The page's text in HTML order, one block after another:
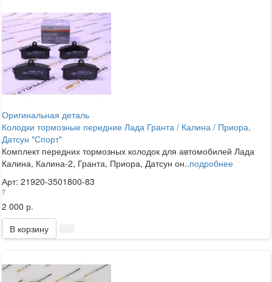
Оригинальная деталь
Колодки тормозные передние Лада Гранта / Калина / Приора,
Датсун "Спорт"
Комплект передних тормозных колодок для автомобилей Лада
Калина, Калина-2, Гранта, Приора, Датсун он..подробнее
Арт: 21920-3501800-83
7
2 000 р.
В корзину